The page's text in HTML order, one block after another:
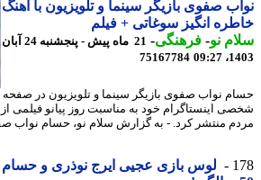
صفوی بازیگر سینما و تلویزیون با آهنگ
انگیز سوغاتی + فیلم
نو- فرهنگی-
21 ماه پیش - پنجشنبه 24 آبان
75167784
نواب صفوی بازیگر سینما و تلویزیون در صفحه
اینستاگرام خود به مناسبت روز پیانو فیلمی از
منتشر کرد. - به گزارش سلام نو، حسام نواب صفوی متولد 22